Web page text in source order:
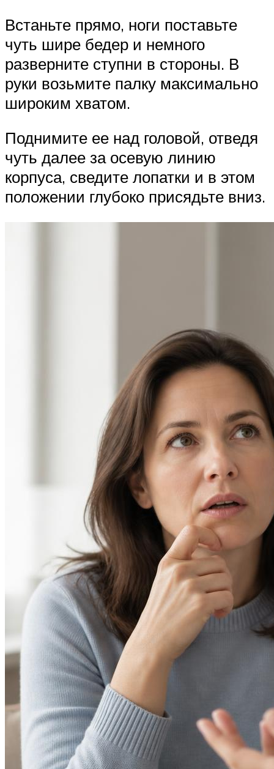
Встаньте прямо, ноги поставьте
чуть шире бедер и немного
разверните ступни в стороны. В
руки возьмите палку максимально
широким хватом.
Поднимите ее над головой, отведя
чуть далее за осевую линию
корпуса, сведите лопатки и в этом
положении глубоко присядьте вниз.